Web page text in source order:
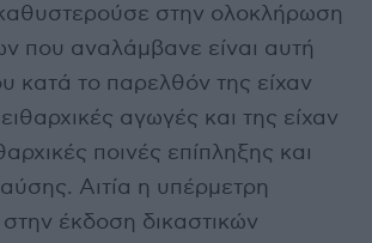
στην ολοκλήρωση
που αναλάμβανε είναι αυτή
κατά το παρελθόν της είχαν
αγωγές και της είχαν
ποινές επίπληξης και
Αιτία η υπέρμετρη
έκδοση δικαστικών